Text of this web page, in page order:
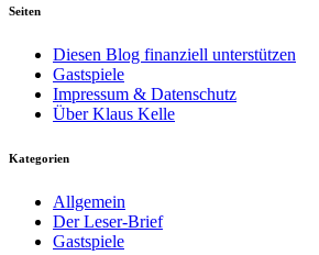
Seiten
Diesen Blog finanziell unterstützen
Gastspiele
Impressum & Datenschutz
Über Klaus Kelle
Kategorien
Allgemein
Der Leser-Brief
Gastspiele